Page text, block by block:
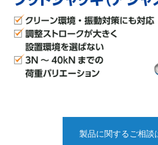
製品に関するご相談